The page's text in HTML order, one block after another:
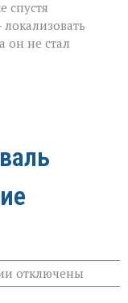
спустя
он не стал
к
записи
отключены